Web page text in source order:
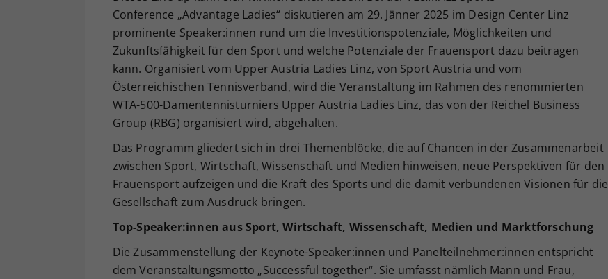
Conference „Advantage Ladies“ diskutieren am 29. Jänner 2025 im Design Center Linz
prominente Speaker:innen rund um die Investitionspotenziale, Möglichkeiten und
Zukunftsfähigkeit für den Sport und welche Potenziale der Frauensport dazu beitragen
kann. Organisiert vom Upper Austria Ladies Linz, von Sport Austria und vom
Österreichischen Tennisverband, wird die Veranstaltung im Rahmen des renommierten
WTA-500-Damentennisturniers Upper Austria Ladies Linz, das von der Reichel Business
Group (RBG) organisiert wird, abgehalten.
Das Programm gliedert sich in drei Themenblöcke, die auf Chancen in der Zusammenarbeit
zwischen Sport, Wirtschaft, Wissenschaft und Medien hinweisen, neue Perspektiven für den
Frauensport aufzeigen und die Kraft des Sports und die damit verbundenen Visionen für die
Gesellschaft zum Ausdruck bringen.
Top-Speaker:innen aus Sport, Wirtschaft, Wissenschaft, Medien und Marktforschung
Die Zusammenstellung der Keynote-Speaker:innen und Panelteilnehmer:innen entspricht
dem Veranstaltungsmotto „Successful together“. Sie umfasst nämlich Mann und Frau,